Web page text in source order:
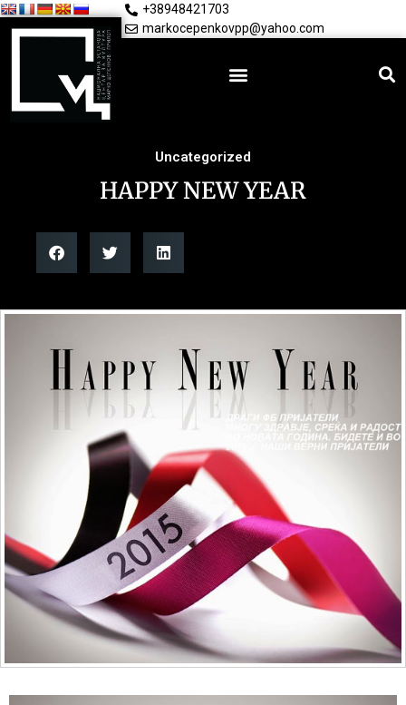
+38948421703
markocepenkovpp@yahoo.com
Uncategorized
HAPPY NEW YEAR